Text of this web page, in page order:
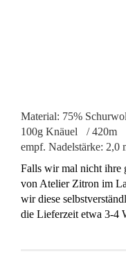
Material: 75%
100g Knäuel / 420m
empf. Nadelstärke: 2,0
Falls wir mal nicht ihre
von Atelier Zitron im
wir diese
die Lieferzeit etwa 3-4